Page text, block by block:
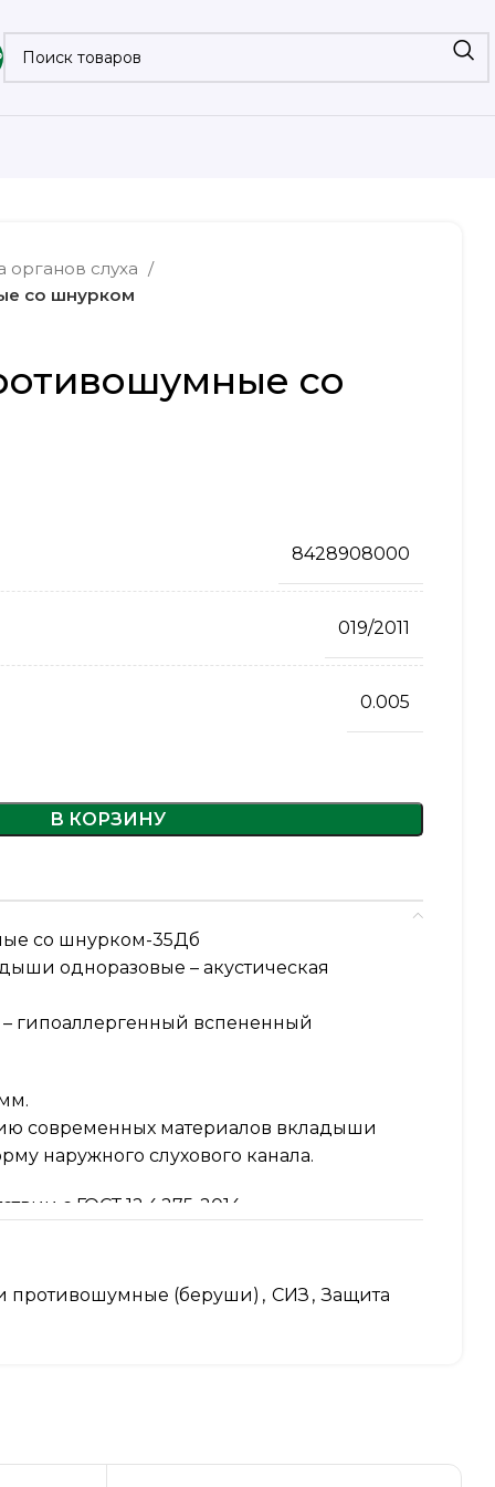
органов слуха
со шнурком
со
8428908000
019/2011
0.005
В КОРЗИНУ
со шнурком-35Дб
одноразовые – акустическая
гипоаллергенный вспененный
современных материалов вкладыши
наружного слухового канала.
с ГОСТ 12.4.275-2014.
противошумные (беруши) , СИЗ , Защита